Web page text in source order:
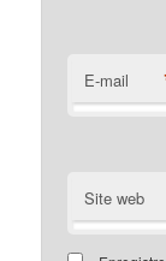
E-mail
Site web